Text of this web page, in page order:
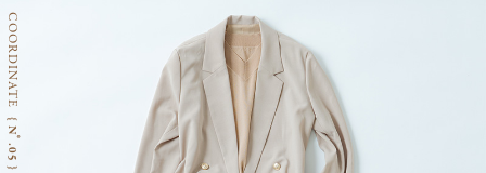
COORDINATE
{ Nﾟ.05 }